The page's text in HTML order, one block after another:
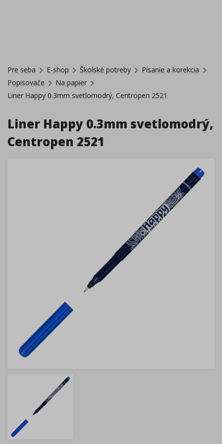
Pre seba E-shop Školské potreby
Písanie a korekcia
Popisovače
Na papier
Liner Happy 0.3mm svetlomodrý, Centropen 2521
Liner Happy 0.3mm svetlomodrý,
Centropen 2521